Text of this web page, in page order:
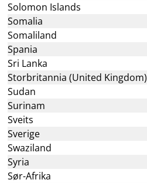
Solomon Islands
Somalia
Somaliland
Spania
Sri Lanka
Storbritannia (United Kingdom)
Sudan
Surinam
Sveits
Sverige
Swaziland
Syria
Sør-Afrika